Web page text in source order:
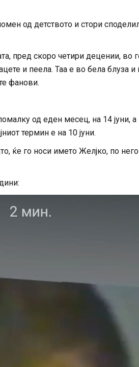
од детството и стори
пред скоро четири децении, во
и пеела. Таа е во бела блуза и
фанови.
од еден месец, на 14 јуни,
термин е на 10 јуни.
ќе го носи името Желjко, по